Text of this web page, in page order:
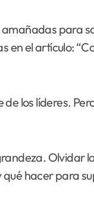
para
el artículo:
los líderes.
Olvidar
hacer para